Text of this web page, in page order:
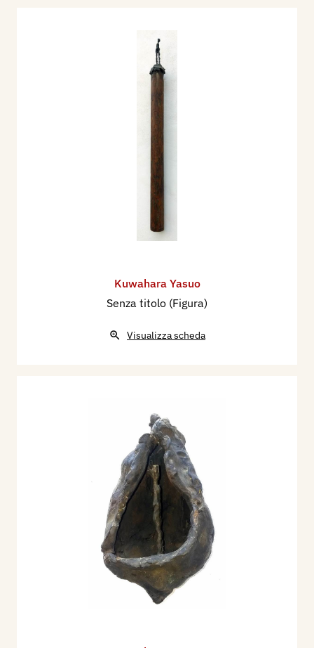
1988 - Mario De Micheli, Yasuo Kuwahara,
catalogo mostra, Milano, Galleria d'arte di Ada
Kuwahara Yasuo
Senza titolo (Figura)
Visualizza scheda